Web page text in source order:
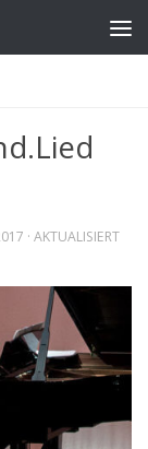
· AKTUALISIERT